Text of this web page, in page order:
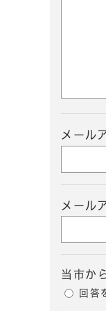
メール
メール
当市か
回答